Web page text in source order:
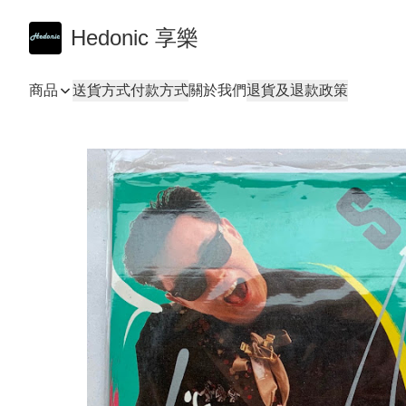
Hedonic 享樂
商品 送貨方式付款方式關於我們退貨及退款政策